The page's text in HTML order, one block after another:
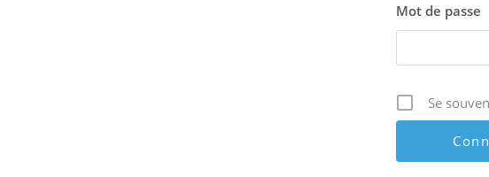
Mot de passe
Se